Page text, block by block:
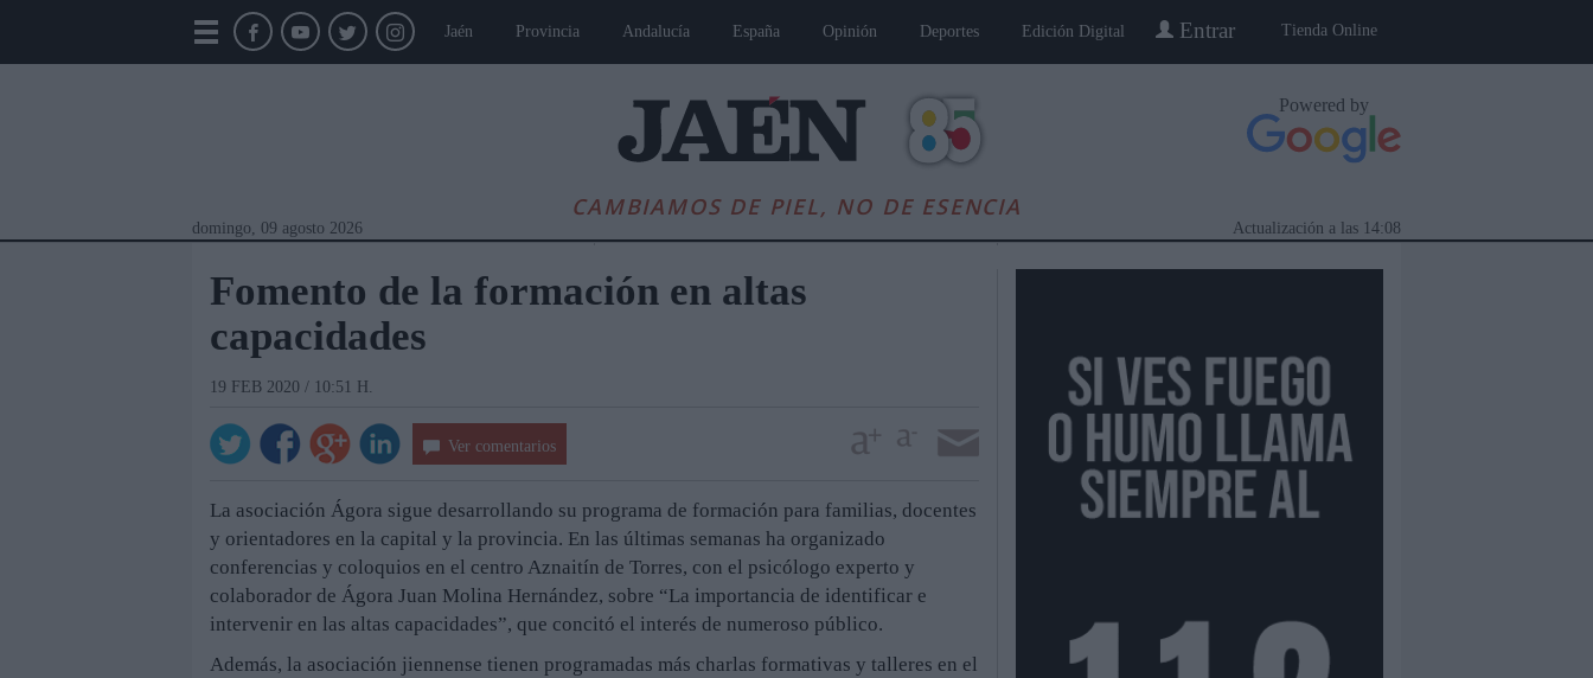
Tienda Online
Entrar
Jaén Provincia Andalucía España Opinión Deportes Edición Digital
CAMBIAMOS DE PIEL, NO DE ESENCIA
Powered by
domingo, 09 agosto 2026 14:08
Actualización a las
Módulos Portada Jaén Provincia Cultura Deportes Jaén, Pueblo a Pueblo Gente Especiales
Fomento de la formación en altas
capacidades
19 FEB 2020 / 10:51 H.
Ver comentarios
La asociación Ágora sigue desarrollando su programa de formación para familias, docentes
y orientadores en la capital y la provincia. En las últimas semanas ha organizado
conferencias y coloquios en el centro Aznaitín de Torres, con el psicólogo experto y
colaborador de Ágora Juan Molina Hernández, sobre “La importancia de identificar e
intervenir en las altas capacidades”, que concitó el interés de numeroso público.
Además, la asociación jiennense tienen programadas más charlas formativas y talleres en el